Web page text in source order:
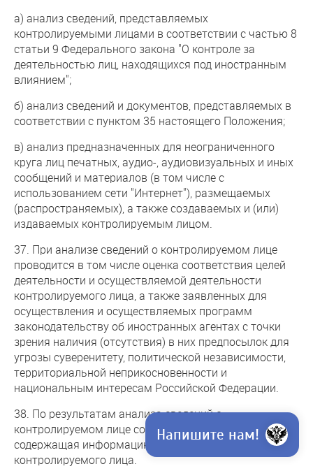
а) анализ сведений, представляемых
контролируемыми лицами в соответствии с частью 8
статьи 9 Федерального закона "О контроле за
деятельностью лиц, находящихся под иностранным
влиянием";
б) анализ сведений и документов, представляемых в
соответствии с пунктом 35 настоящего Положения;
в) анализ предназначенных для неограниченного
круга лиц печатных, аудио-, аудиовизуальных и иных
сообщений и материалов (в том числе с
использованием сети "Интернет"), размещаемых
(распространяемых), а также создаваемых и (или)
издаваемых контролируемым лицом.
37. При анализе сведений о контролируемом лице
проводится в том числе оценка соответствия целей
деятельности и осуществляемой деятельности
контролируемого лица, а также заявленных для
осуществления и осуществляемых программ
законодательству об иностранных агентах с точки
зрения наличия (отсутствия) в них предпосылок для
угрозы суверенитету, политической независимости,
территориальной неприкосновенности и
национальным интересам Российской Федерации.
38. По результатам анализа сведений о
контролируемом лице составляется справка,
содержащая информацию о деятельности
контролируемого лица.
Напишите нам!